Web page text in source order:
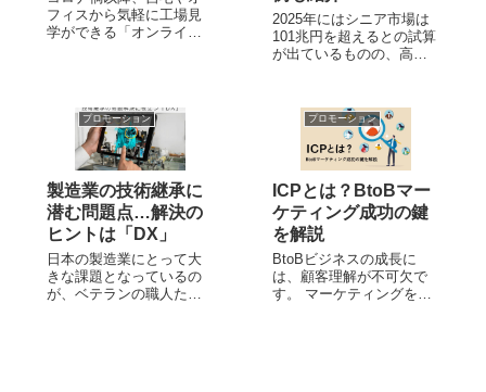
フィスから気軽に工場見
学ができる「オンライン
様子を見ていただくこと
は自社のファンになって
もらうために非常に重要
なプロモーション施...
2025年にはシニア市場は
101兆円を超えるとの試算
が出ているものの、高齢
した方法の見極めが困難
です。 シニア向けプロモ
ーションでは「シニア」
と大枠で捉えず、活動傾
向に合わせ分類し、ター
ゲット層の...
プロモーション
製造業の技術継承に
潜む問題点…解決の
ヒントは「DX」
日本の製造業にとって大
きな課題となっているの
が、ベテランの職人たち
プロモーション
ICPとは？BtoBマー
ケティング成功の鍵
を解説
BtoBビジネスの成長に
は、顧客理解が不可欠で
す。 マーケティングを効